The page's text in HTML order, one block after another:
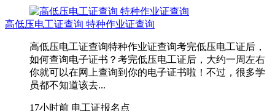
高低压电工证查询 特种作业证查询
高低压电工证查询特种作业证查询考完低压电工证后，
如何查询电子证书？考完低压电工证后，大约一周左右
你就可以在网上查询到你的电子证书啦！不过，很多学
员都不知道该去...
17小时前 电工证报名点